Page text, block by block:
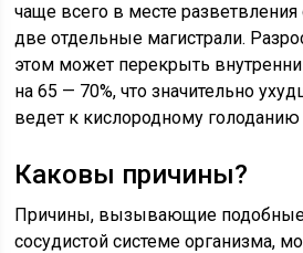
чаще всего в месте разветвления
две отдельные магистрали.
этом может перекрыть
на 65 — 70%, что значительно
ведет к кислородному голоданию
Каковы причины?
Причины, вызывающие
сосудистой системе организма,